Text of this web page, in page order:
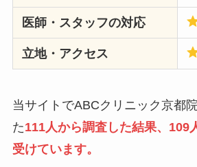
医師・スタッフの対応
立地・アクセス
当サイトでABCクリニック京都
た111人から調査した結果、109
受けています。